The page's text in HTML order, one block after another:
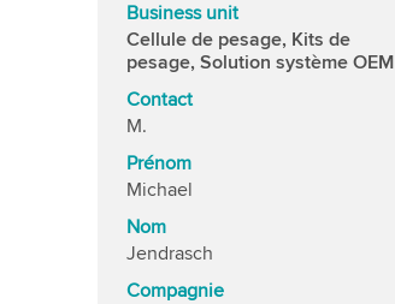
Business unit
Cellule de pesage, Kits de
pesage, Solution système OEM
Contact
M.
Prénom
Michael
Nom
Jendrasch
Compagnie